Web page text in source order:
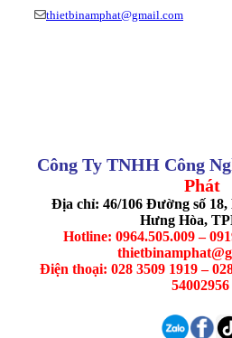
thietbinamphat@gmail.com
Công Ty TNHH Công
Phát
Địa chỉ: 46/106 Đường số 18,
Hưng Hòa,
Hotline: 0964.505.009 –
Điện thoại: 028 3509 1919 –
54002956